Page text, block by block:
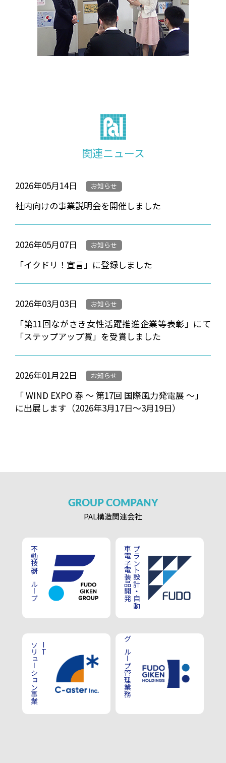
関連ニュース
2026年05月14日 お知らせ
社内向けの事業説明会を開催しました
2026年05月07日 お知らせ
「イクドリ！宣言」に登録しました
2026年03月03日 お知らせ
「第11回ながさき女性活躍推進企業等表彰」にて
「ステップアップ賞」を受賞しました
2026年01月22日 お知らせ
「 WIND EXPO 春 ～ 第17回 国際風力発電展 ～」
に出展します（2026年3月17日～3月19日）
GROUP COMPANY
PAL構造関連会社
不動技研グループ プラント設計・自動
車電子電装品開発
IT
ソリューション事業 グループ管理業務